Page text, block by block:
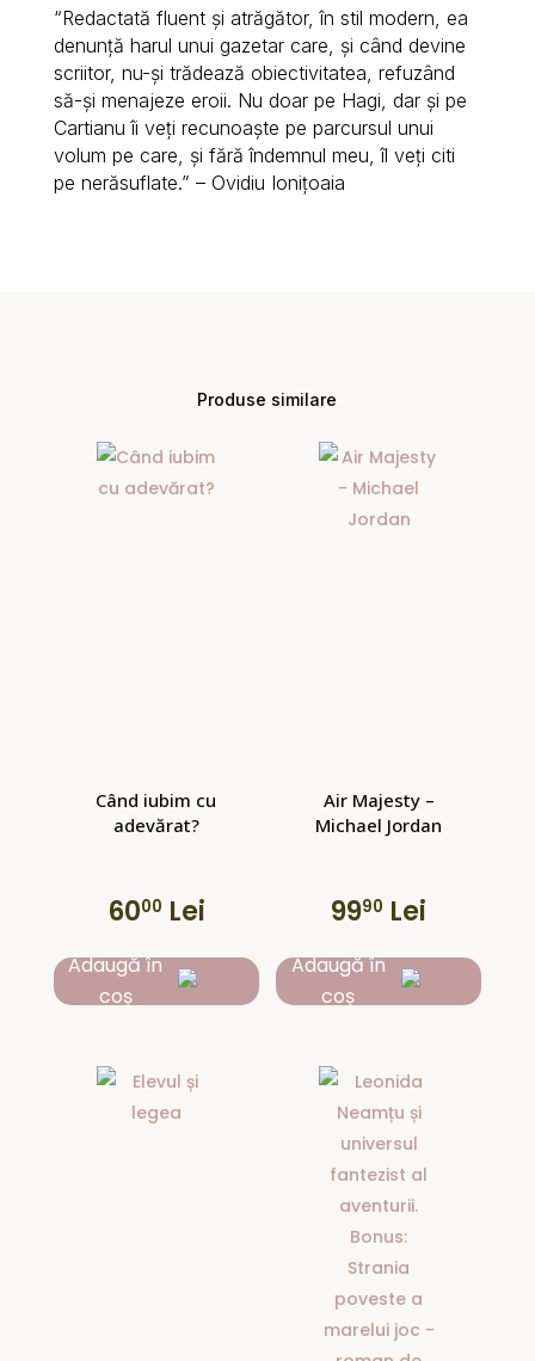
“Redactată flu­ent şi atrăgător, în stil modern, ea
denunţă harul unui gazetar care, şi când devine
scriitor, nu-şi trădează obiectivitatea, refuzând
să-şi mena­jeze eroii. Nu doar pe Hagi, dar şi pe
Cartianu îi veţi recunoaşte pe par­cursul unui
volum pe care, şi fără îndemnul meu, îl veţi citi
pe nerăsuflate.” – Ovidiu Ionițoaia
Produse similare
Când iubim cu
adevărat?
6000 Lei
Adaugă în
coș
Air Majesty –
Michael Jordan
9990 Lei
Adaugă în
coș